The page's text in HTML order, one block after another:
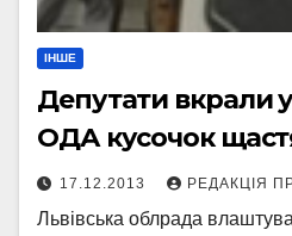
ІНШЕ
Депутати вкрали у
ОДА кусочок
17.12.2013 РЕДАКЦІЯ
Львівська облрада